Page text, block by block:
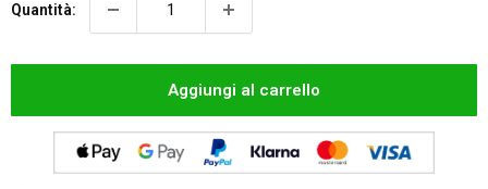
Quantità:
Aggiungi al carrello